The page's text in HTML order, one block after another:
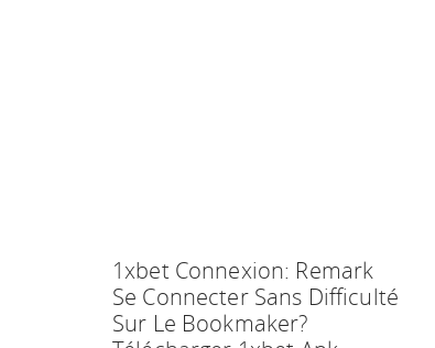
1xbet Connexion: Remark
Se Connecter Sans Difficulté
Sur Le Bookmaker?